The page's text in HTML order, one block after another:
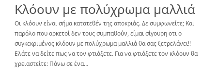
Κλόουν με πολύχρωμα μαλλιά
Οι κλόουν είναι σήμα κατατεθέν της αποκριάς. Δε συμφωνείτε; Και
παρόλο που αρκετοί δεν τους συμπαθούν, είμαι σίγουρη οτι ο
συγκεκριμένος κλόουν με πολύχρωμα μαλλιά θα σας ξετρελάνει!!
Ελάτε να δείτε πως να τον φτιάξετε. Για να φτιάξετε τον κλόουν θα
χρειαστείτε: Πάνω σε ένα…